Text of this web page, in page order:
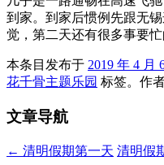
到家。到家后惯例先跟无
觉，第二天还有很多事要
本条目发布于 2019 年 4 月
花千骨主题乐园 标签。 作
文章导航
← 清明假期第一天 清明假